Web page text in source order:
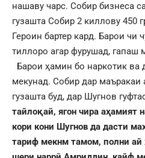
нашаву чарс. Собир бизнеса
гузашта Собир 2 киллову 450
Героин бартер кард. Барои чи
тиллоро агар фурушад, гапаш
Барои ҳамин бо наркотик ва
мекунад. Собир дар
гузашта буд, дар Шугнов
тайлоқай, ягон чира аҳамият
кори кони Шугнов да дасти
тариф мекнм тамом, полни ай